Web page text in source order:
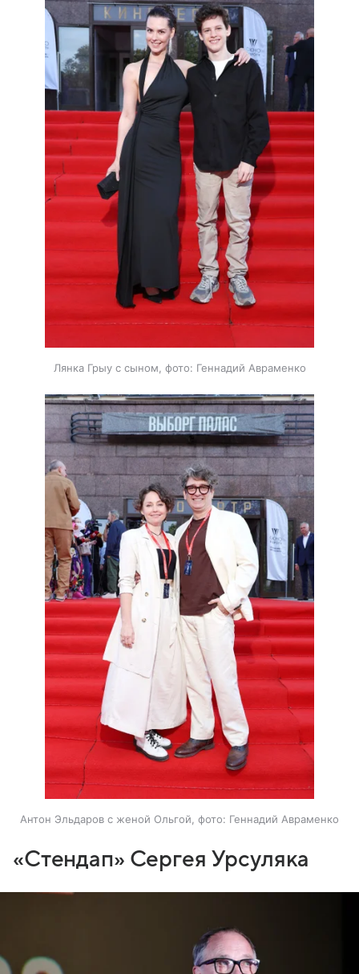
Лянка Грыу с сыном, фото: Геннадий Авраменко
Антон Эльдаров с женой Ольгой, фото: Геннадий Авраменко
«Стендап» Сергея Урсуляка